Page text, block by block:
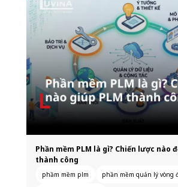
Phần mềm PLM là gì? Chiến lược nào
thành công
phầm mềm plm phần mềm quản lý vòng